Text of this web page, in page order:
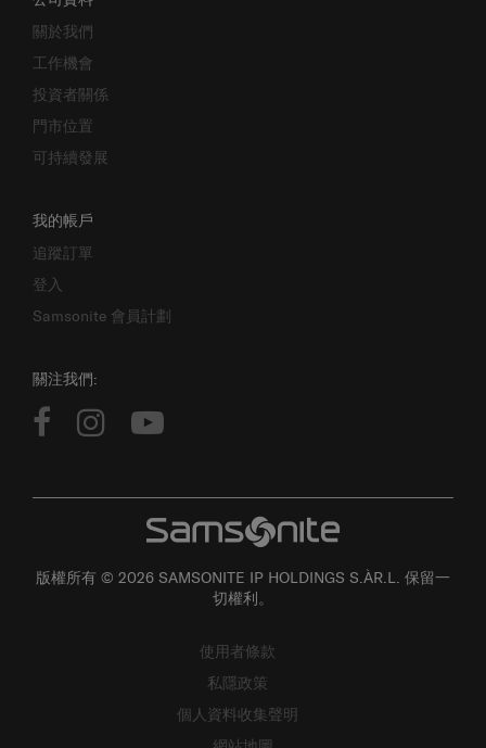
關於我們
工作機會
投資者關係
門市位置
可持續發展
追蹤訂單
登入
Samsonite 會員計劃
切權利。
私隱政策
個人資料收集聲明
網站地圖